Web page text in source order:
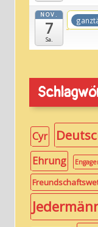
NOV.
7
Sa.
Cyr
Ehrung